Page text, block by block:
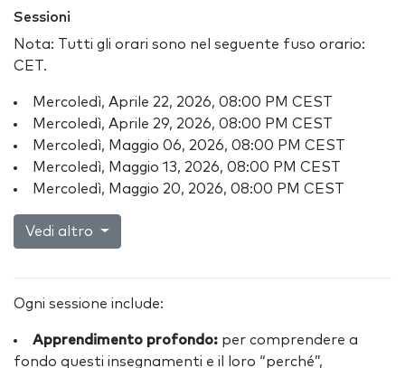
Sessioni
Nota: Tutti gli orari sono nel seguente fuso orario:
CET.
Mercoledì, Aprile 22, 2026, 08:00 PM CEST
Mercoledì, Aprile 29, 2026, 08:00 PM CEST
Mercoledì, Maggio 06, 2026, 08:00 PM CEST
Mercoledì, Maggio 13, 2026, 08:00 PM CEST
Mercoledì, Maggio 20, 2026, 08:00 PM CEST
Vedi altro
Ogni sessione include:
Apprendimento profondo: per comprendere a
fondo questi insegnamenti e il loro “perché”,